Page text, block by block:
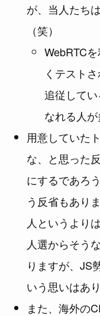
が、当人たち
（笑）
WebRTC
くテスト
追従して
なれる人が
用意していた
な、と思った
にするであろ
う反省もあり
人というより
人選からそう
りますが、JS
いう思いはあり
また、海外の